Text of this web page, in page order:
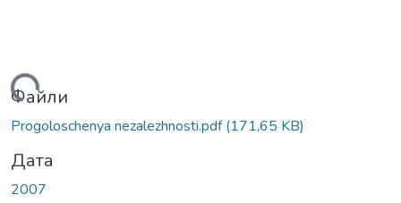
Вантажиться...
Файли
Progoloschenya nezalezhnosti.pdf(171,65 KB)
Дата
2007